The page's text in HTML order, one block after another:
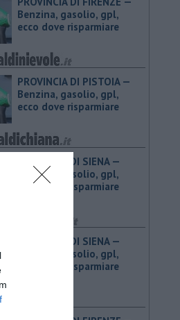
Benzina, gasolio, gpl,
ecco dove risparmiare
PROVINCIA DI PISTOIA — ​
Benzina, gasolio, gpl,
ecco dove risparmiare
PROVINCIA DI SIENA — ​
Benzina, gasolio, gpl,
ecco dove risparmiare
PROVINCIA DI SIENA — ​
Benzina, gasolio, gpl,
ecco dove risparmiare